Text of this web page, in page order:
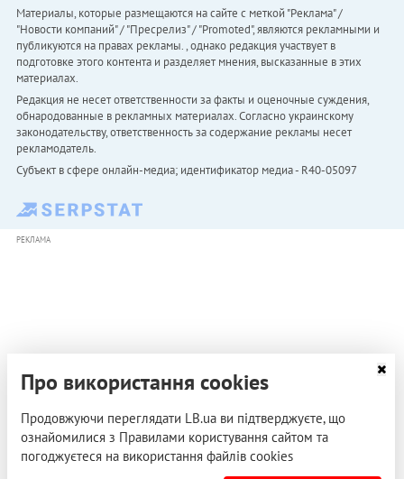
Материалы, которые размещаются на сайте с меткой "Реклама" /
"Новости компаний" / "Пресрелиз" / "Promoted", являются рекламными и
публикуются на правах рекламы. , однако редакция участвует в
подготовке этого контента и разделяет мнения, высказанные в этих
материалах.
Редакция не несет ответственности за факты и оценочные суждения,
обнародованные в рекламных материалах. Согласно украинскому
законодательству, ответственность за содержание рекламы несет
рекламодатель.
Субъект в сфере онлайн-медиа; идентификатор медиа - R40-05097
РЕКЛАМА
Про використання cookies
Продовжуючи переглядати LB.ua ви підтверджуєте, що
ознайомилися з Правилами користування сайтом та
погоджуєтеся на використання файлів cookies